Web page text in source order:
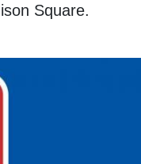
Square.